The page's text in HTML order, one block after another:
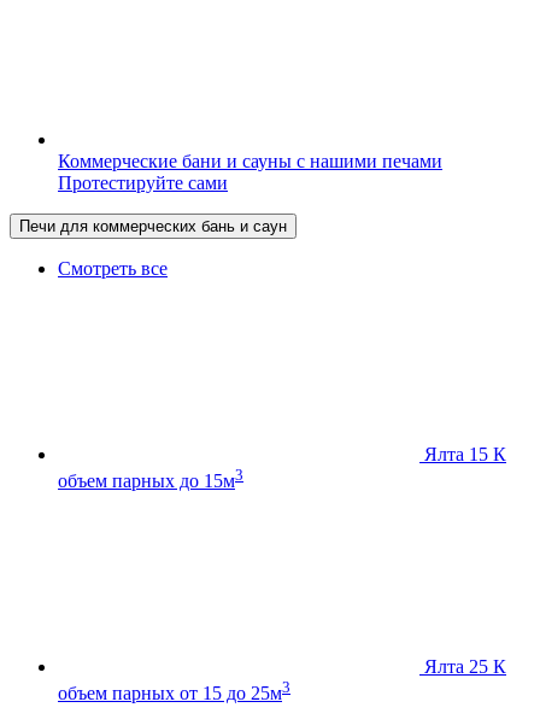
Коммерческие бани и сауны с нашими печами
Протестируйте сами
Печи для коммерческих бань и саун
Смотреть все
Ялта 15 К
объем парных до 15м3
Ялта 25 К
объем парных от 15 до 25м3